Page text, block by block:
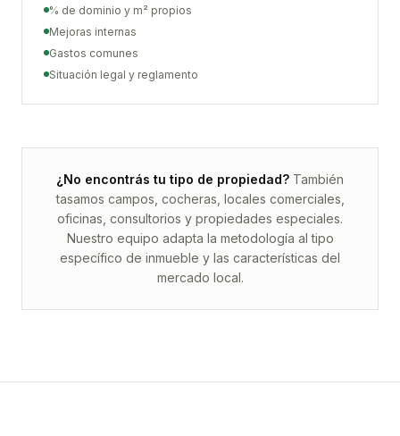
% de dominio y m² propios
Mejoras internas
Gastos comunes
Situación legal y reglamento
¿No encontrás tu tipo de propiedad? También
tasamos campos, cocheras, locales comerciales,
oficinas, consultorios y propiedades especiales.
Nuestro equipo adapta la metodología al tipo
específico de inmueble y las características del
mercado local.